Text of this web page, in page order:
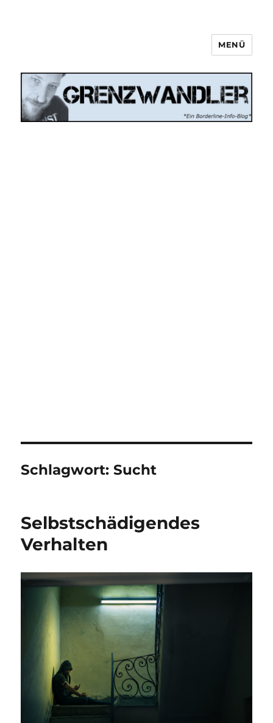
MENÜ
Schlagwort:Sucht
Selbstschädigendes
Verhalten